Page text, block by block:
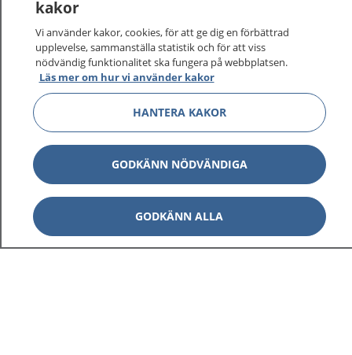
1177 på flera språk
Om 1177 Visa
Kontakt Visa
Behandling av personuppgifter
kakor
Vi använder kakor, cookies, för att ge dig en förbättrad
upplevelse, sammanställa statistik och för att viss
nödvändig funktionalitet ska fungera på webbplatsen.
Läs mer om hur vi använder kakor
HANTERA KAKOR
GODKÄNN NÖDVÄNDIGA
GODKÄNN ALLA